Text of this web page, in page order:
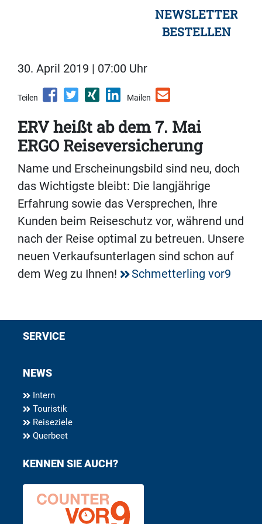
NEWSLETTER
BESTELLEN
30. April 2019 | 07:00 Uhr
Teilen Mailen
ERV heißt ab dem 7. Mai
ERGO Reiseversicherung
Name und Erscheinungsbild sind neu, doch
das Wichtigste bleibt: Die langjährige
Erfahrung sowie das Versprechen, Ihre
Kunden beim Reiseschutz vor, während und
nach der Reise optimal zu betreuen. Unsere
neuen Verkaufsunterlagen sind schon auf
dem Weg zu Ihnen!
Schmetterling vor9
SERVICE
NEWS
Intern
Touristik
Reiseziele
Querbeet
KENNEN SIE AUCH?